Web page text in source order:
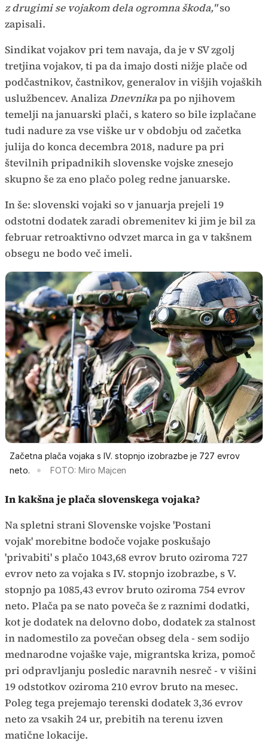
z drugimi se vojakom dela ogromna škoda,"so
zapisali.
Sindikat vojakov pri tem navaja, da je v SV zgolj
tretjina vojakov, ti pa da imajo dosti nižje plače od
podčastnikov, častnikov, generalov in višjih vojaških
uslužbencev. AnalizaDnevnikapa po njihovem
temelji na januarski plači, s katero so bile izplačane
tudi nadure za vse viške ur v obdobju od začetka
julija do konca decembra 2018, nadure pa pri
številnih pripadnikih slovenske vojske znesejo
skupno še za eno plačo poleg redne januarske.
In še: slovenski vojaki so v januarja prejeli 19
odstotni dodatek zaradi obremenitev ki jim je bil za
februar retroaktivno odvzet marca in ga v takšnem
obsegu ne bodo več imeli.
Začetna plača vojaka s IV. stopnjo izobrazbe je 727 evrov
neto.
FOTO: Miro Majcen
In kakšna je plača slovenskega vojaka?
Na spletni strani Slovenske vojske 'Postani
vojak' morebitne bodoče vojake poskušajo
'privabiti' s plačo 1043,68 evrov bruto oziroma 727
evrov neto za vojaka s IV. stopnjo izobrazbe, s V.
stopnjo pa 1085,43 evrov bruto oziroma 754 evrov
neto. Plača pa se nato poveča še z raznimi dodatki,
kot je dodatek na delovno dobo, dodatek za stalnost
in nadomestilo za povečan obseg dela - sem sodijo
mednarodne vojaške vaje, migrantska kriza, pomoč
pri odpravljanju posledic naravnih nesreč - v višini
19 odstotkov oziroma 210 evrov bruto na mesec.
Poleg tega prejemajo terenski dodatek 3,36 evrov
neto za vsakih 24 ur, prebitih na terenu izven
matične lokacije.